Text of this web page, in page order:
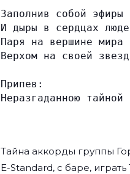
Заполнив собой эфиры
И дыры в сердцах
Паря на вершине мира
Верхом на своей
Припев:
Неразгаданною
Тайна аккорды группы
E-Standard, с баре,